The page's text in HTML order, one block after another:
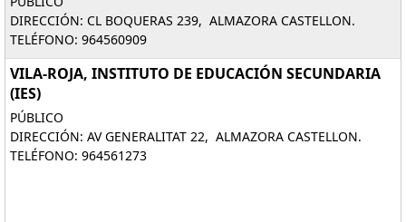
DIRECCIÓN: CL BOQUERAS 239, ALMAZORA CASTELLON.
TELÉFONO: 964560909
VILA-ROJA, INSTITUTO DE EDUCACIÓN SECUNDARIA
(IES)
PÚBLICO
DIRECCIÓN: AV GENERALITAT 22, ALMAZORA CASTELLON.
TELÉFONO: 964561273